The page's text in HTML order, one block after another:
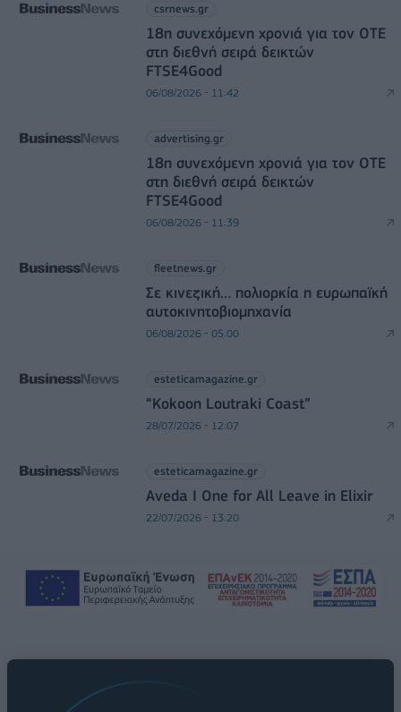
csrnews.gr
18η συνεχόμενη χρονιά για τον ΟΤΕ
στη διεθνή σειρά δεικτών
FTSE4Good
06/08/2026 - 11:42
advertising.gr
18η συνεχόμενη χρονιά για τον ΟΤΕ
στη διεθνή σειρά δεικτών
FTSE4Good
06/08/2026 - 11:39
fleetnews.gr
Σε κινεζική… πολιορκία η ευρωπαϊκή
αυτοκινητοβιομηχανία
06/08/2026 - 05:00
esteticamagazine.gr
“Kokoon Loutraki Coast”
28/07/2026 - 12:07
esteticamagazine.gr
Aveda I One for All Leave in Elixir
22/07/2026 - 13:20